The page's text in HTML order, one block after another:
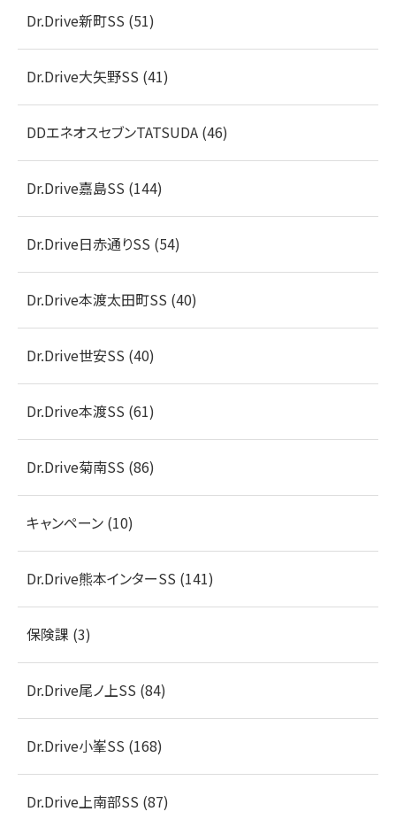
Dr.Drive新町SS (51)
Dr.Drive大矢野SS (41)
DDエネオスセブンTATSUDA (46)
Dr.Drive嘉島SS (144)
Dr.Drive日赤通りSS (54)
Dr.Drive本渡太田町SS (40)
Dr.Drive世安SS (40)
Dr.Drive本渡SS (61)
Dr.Drive菊南SS (86)
キャンペーン (10)
Dr.Drive熊本インターSS (141)
保険課 (3)
Dr.Drive尾ノ上SS (84)
Dr.Drive小峯SS (168)
Dr.Drive上南部SS (87)